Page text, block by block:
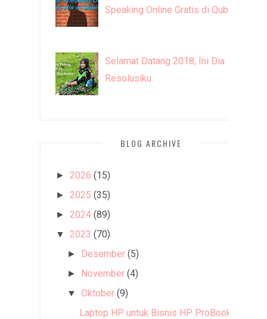
Speaking Online Gratis di Qubisa
Selamat Datang 2018, Ini Dia
Resolusiku
BLOG ARCHIVE
► 2026 (15)
► 2025 (35)
► 2024 (89)
▼ 2023 (70)
► Desember (5)
► November (4)
▼ Oktober (9)
Laptop HP untuk Bisnis HP ProBook